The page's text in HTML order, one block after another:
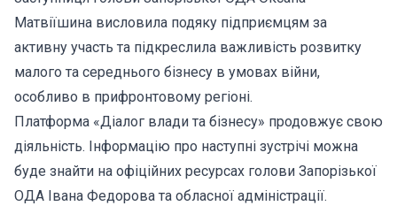
Матвіїшина висловила подяку підприємцям за
активну участь та підкреслила важливість розвитку
малого та середнього бізнесу в умовах війни,
особливо в прифронтовому регіоні.
Платформа «Діалог влади та бізнесу» продовжує свою
діяльність. Інформацію про наступні зустрічі можна
буде знайти на офіційних ресурсах голови Запорізької
ОДА Івана Федорова та обласної адміністрації.